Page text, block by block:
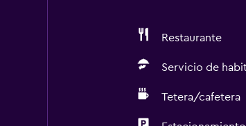
Restaurante
Servicio de
Tetera/cafetera